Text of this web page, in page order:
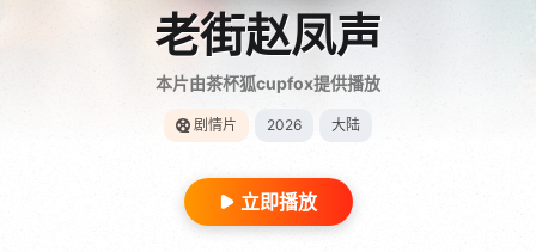
老街赵凤声
本片由茶杯狐cupfox提供播放
剧情片 2026 大陆
立即播放